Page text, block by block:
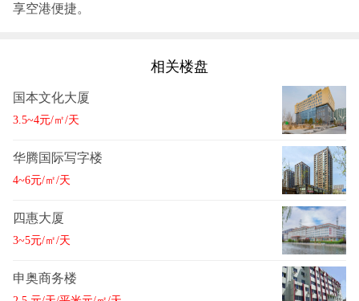
享空港便捷。
相关楼盘
国本文化大厦
3.5~4元/㎡/天
华腾国际写字楼
4~6元/㎡/天
四惠大厦
3~5元/㎡/天
申奥商务楼